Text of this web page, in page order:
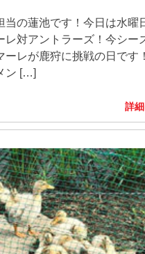
当の蓮池です！今日は水曜
レ対アントラーズ！今シー
ーレが鹿狩に挑戦の日です
ン […]
詳